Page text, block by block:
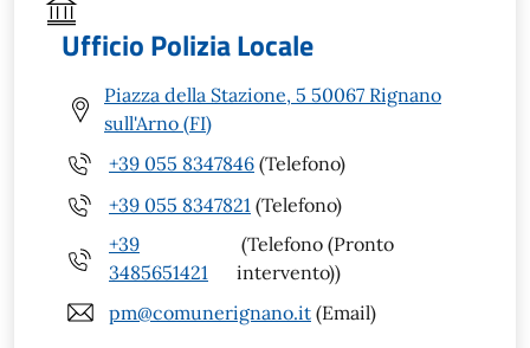
Ufficio Polizia Locale
Piazza della Stazione, 5 50067 Rignano
sull'Arno (FI)
+39 055 8347846 (Telefono)
+39 055 8347821 (Telefono)
+39
3485651421
(Telefono (Pronto
intervento))
pm@comunerignano.it (Email)